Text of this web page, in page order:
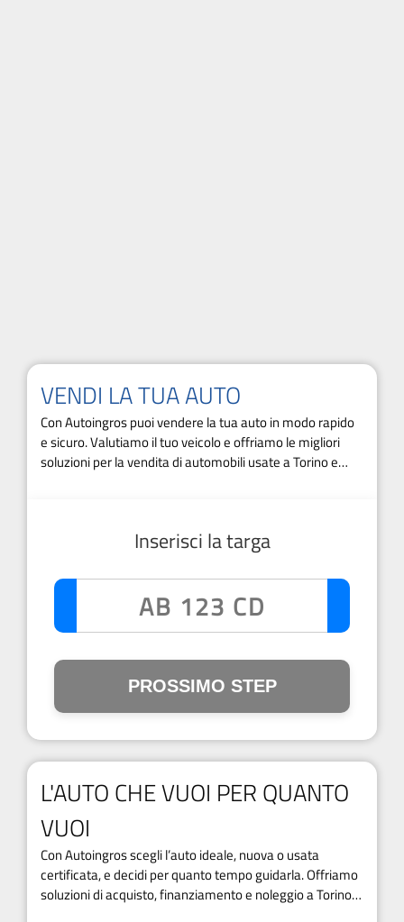
VENDI LA TUA AUTO
Con Autoingros puoi vendere la tua auto in modo rapido
e sicuro. Valutiamo il tuo veicolo e offriamo le migliori
soluzioni per la vendita di automobili usate a Torino e
Inserisci la targa
PROSSIMO STEP
L'AUTO CHE VUOI PER QUANTO
VUOI
Con Autoingros scegli l’auto ideale, nuova o usata
certificata, e decidi per quanto tempo guidarla. Offriamo
soluzioni di acquisto, finanziamento e noleggio a Torino e